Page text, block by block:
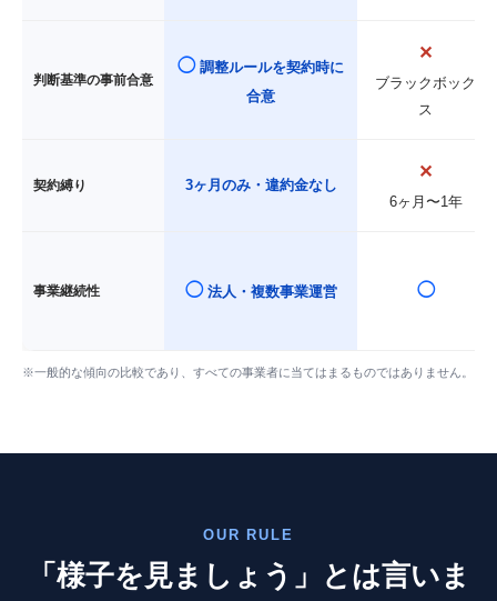
判断基準の事前合意
◯調整ルールを契約時に
合意
✕
ブラックボック
ス
契約縛り 3ヶ月のみ・違約金なし
✕
6ヶ月〜1年
事業継続性 ◯法人・複数事業運営 ◯
※一般的な傾向の比較であり、すべての事業者に当てはまるものではありません。
OUR RULE
「様子を見ましょう」とは言いま